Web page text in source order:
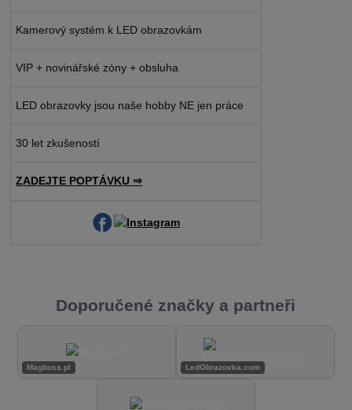
Kamerový systém k LED obrazovkám
VIP + novinářské zóny + obsluha
LED obrazovky jsou naše hobby NE jen práce
30 let zkušeností
ZADEJTE POPTÁVKU ⇒
Doporučené značky a partneři
Magboss.pl LedObrazovka.com